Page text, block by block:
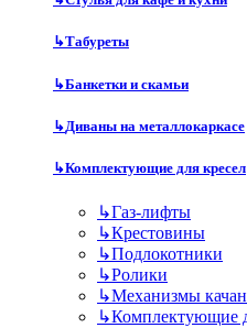
↳Табуреты
↳Банкетки и скамьи
↳Диваны на металлокаркасе
↳Комплектующие для кресел
↳Газ-лифты
↳Крестовины
↳Подлокотники
↳Ролики
↳Механизмы
↳Комплектующие